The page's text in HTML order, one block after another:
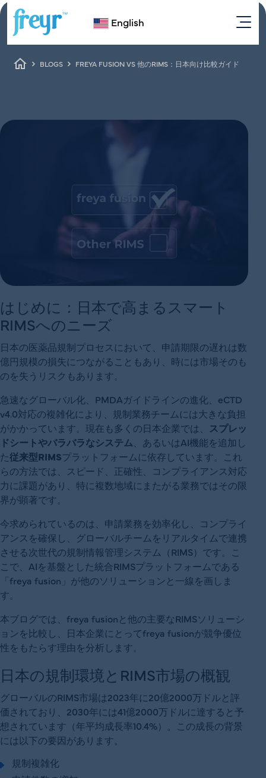
Skip to main content
English
Breadcrumb
BLOGS FREYA FUSION VS 他のRIMS：日本向け比較ガイド
freya fusion vs 他のRIMS：
はじめに：日本で高まるスマート
RIMSへのニーズ
日本の医薬品規制プロセスにおいて、申請期限の遅れは数
億円規模の損失につながることもあり、時には市場そのも
のを失うリスクもあります。
急速なグローバル化、PMDAガイドラインの進化、eCTD
v4.0対応の複雑化により、規制業務チームには大きな負担
がかかっています。現在も多くの日本企業では、
スプレッ
ドシートやバラバラなシステム 、あるいはAI機能を追加し
た従来型RIMSプラットフォームに依存しています。これ
らの方法では、スピード、正確性、コンプライアンス対応
力に課題があり、特に複数地域にまたがる業務ではその限
界が顕著です。
今求められているのは、申請業務を効率化し、コンプライ
アンスを確保し、グローバルチームをリアルタイムで連携
させる次世代の規制情報管理システム（RIMS）です。こ
こで、AIを基盤とした統合RIMSプラットフォームである
「freya fusion」が他のソリューションと一線を画しま
す。
本ブログでは、freya fusionと他の主要なRIMSソリューシ
ョンを比較し、日本企業にとってfreya fusionが競争優位
性をもたらす理由を分析します。
日本の規制環境とRIMS市場の概観
グローバルのRIMS市場は2023年に20億2000万ドルと評
価されており、2030年には41億2000万ドルに達すると予
想されています（年平均成長率10.4%）。この成長の背景
には以下の要因があります。
規制複雑化